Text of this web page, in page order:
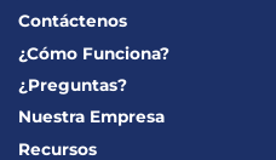
Contáctenos
¿Cómo Funciona?
¿Preguntas?
Nuestra Empresa
Recursos